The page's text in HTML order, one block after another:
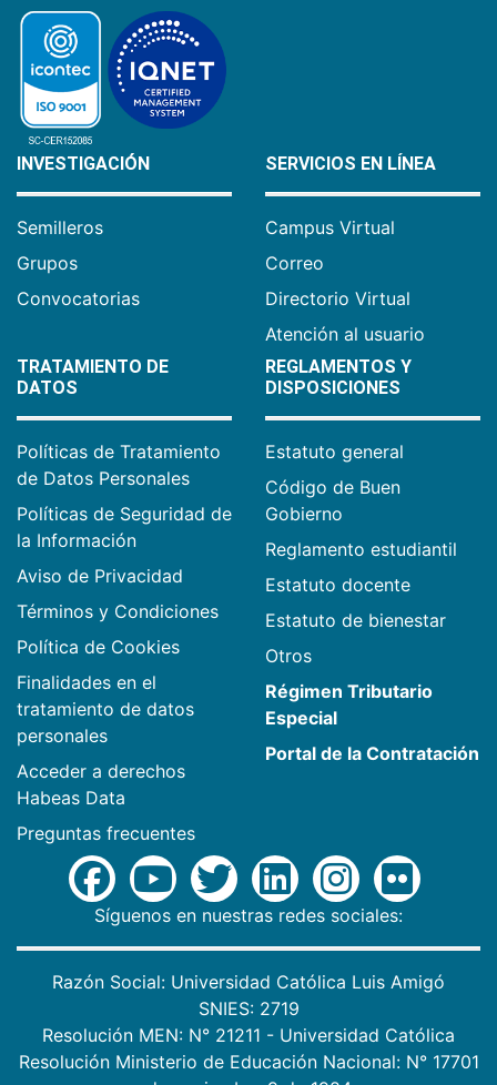
INVESTIGACIÓN
Semilleros
Grupos
Convocatorias
SERVICIOS EN LÍNEA
Campus Virtual
Correo
Directorio Virtual
Atención al usuario
TRATAMIENTO DE
DATOS
Políticas de Tratamiento
de Datos Personales
Políticas de Seguridad de
la Información
Aviso de Privacidad
Términos y Condiciones
Política de Cookies
Finalidades en el
tratamiento de datos
personales
Acceder a derechos
Habeas Data
Preguntas frecuentes
REGLAMENTOS Y
DISPOSICIONES
Estatuto general
Código de Buen
Gobierno
Reglamento estudiantil
Estatuto docente
Estatuto de bienestar
Otros
Régimen Tributario
Especial
Portal de la Contratación
Síguenos en nuestras redes sociales:
Razón Social: Universidad Católica Luis Amigó
SNIES: 2719
Resolución MEN: N° 21211 - Universidad Católica
Resolución Ministerio de Educación Nacional: N° 17701